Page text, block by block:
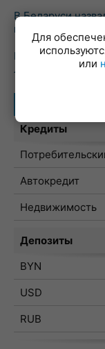
В Беларуси
недвижимости
На гольф-поле
лыжную трассу
Лучшие
Кредиты
Автокредит
Недвижимость
Депозиты
BYN
USD
RUB
Для
или